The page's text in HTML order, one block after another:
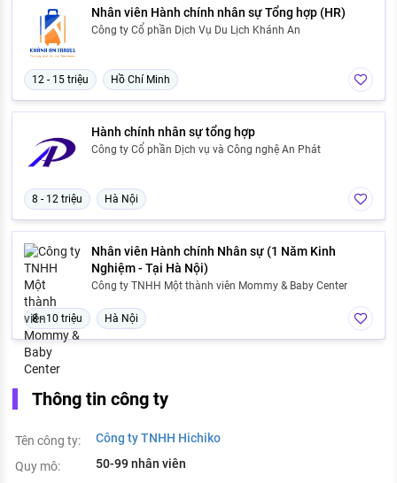
Nhân viên Hành chính nhân sự Tổng hợp (HR)
Công ty Cổ phần Dịch Vụ Du Lịch Khánh An
12 - 15 triệu Hồ Chí Minh
Hành chính nhân sự tổng hợp
Công ty Cổ phần Dịch vụ và Công nghệ An Phát
8 - 12 triệu Hà Nội
Nhân viên Hành chính Nhân sự (1 Năm Kinh
Nghiệm - Tại Hà Nội)
Công ty TNHH Một thành viên Mommy & Baby Center
8 - 10 triệu Hà Nội
Thông tin công ty
Tên công ty:
Công ty TNHH Hichiko
Quy mô:
50-99 nhân viên